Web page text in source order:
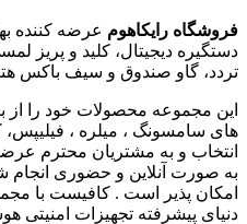
فروشگاه رایکاهوم عرضه کننده
دستگیره دیجیتال، کلید و پریز
تردد، گاو صندوق و سیف باکس
این مجموعه محصولات خود را از
های سامسونگ ، میلره ، فیلیپس،
انتخاب و به مشتریان محترم
به صورت آنلاین و حضوری
امکان پذیر است . کافیست با
دنیای پیشرفته تجهیزات امنیتی